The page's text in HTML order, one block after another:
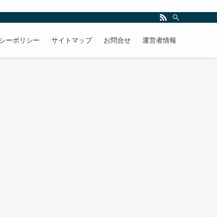
ーポリシー サイトマップ お問合せ 運営者情報